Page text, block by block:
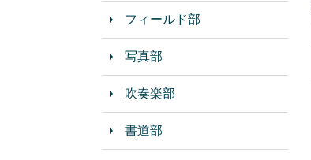
フィールド部
写真部
吹奏楽部
書道部